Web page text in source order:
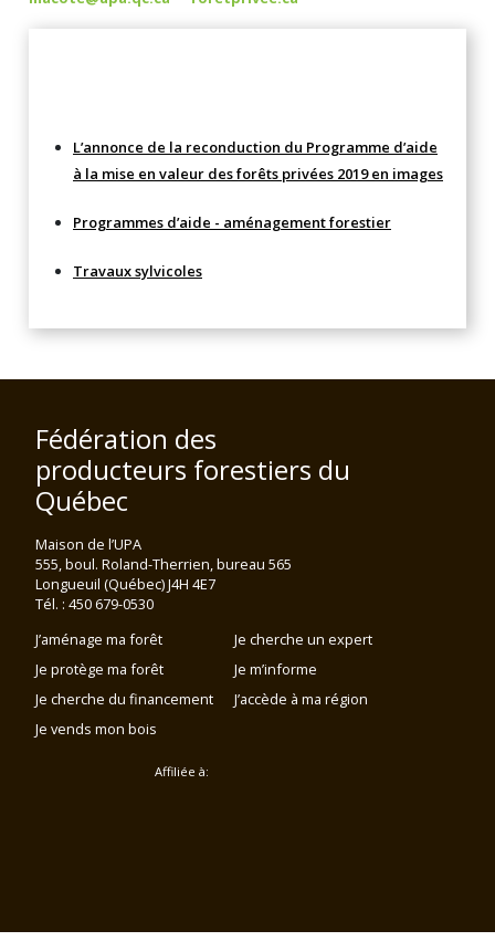
L’annonce de la reconduction du Programme d’aide
à la mise en valeur des forêts privées 2019 en images
Programmes d’aide - aménagement forestier
Travaux sylvicoles
Fédération des
producteurs forestiers du
Québec
Maison de l’UPA
555, boul. Roland-Therrien, bureau 565
Longueuil (Québec) J4H 4E7
Tél. : 450 679-0530
J’aménage ma forêt
Je protège ma forêt
Je cherche du financement
Je vends mon bois
Je cherche un expert
Je m’informe
J’accède à ma région
Affiliée à: